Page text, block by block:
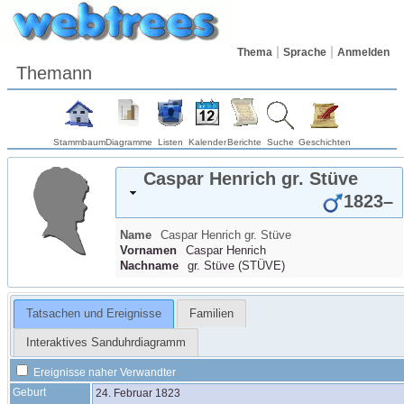
Thema Sprache Anmelden
Themann
StammbaumDiagramme Listen KalenderBerichte Suche Geschichten
Caspar Henrich gr. Stüve
1823–
Name Caspar Henrich gr. Stüve
Vornamen
Caspar Henrich
Nachname
gr. Stüve (STÜVE)
Tatsachen und Ereignisse Familien
Interaktives Sanduhrdiagramm
Ereignisse naher Verwandter
Geburt
24. Februar 1823